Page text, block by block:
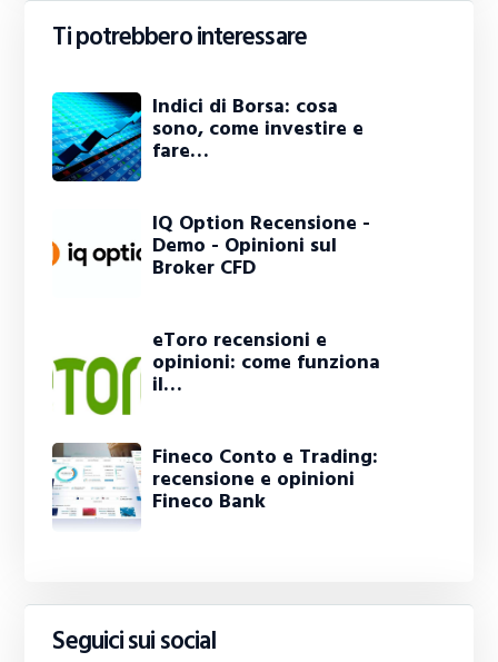
Ti potrebbero interessare
Indici di Borsa: cosa
sono, come investire e
fare…
IQ Option Recensione -
Demo - Opinioni sul
Broker CFD
eToro recensioni e
opinioni: come funziona
il…
Fineco Conto e Trading:
recensione e opinioni
Fineco Bank
Seguici sui social